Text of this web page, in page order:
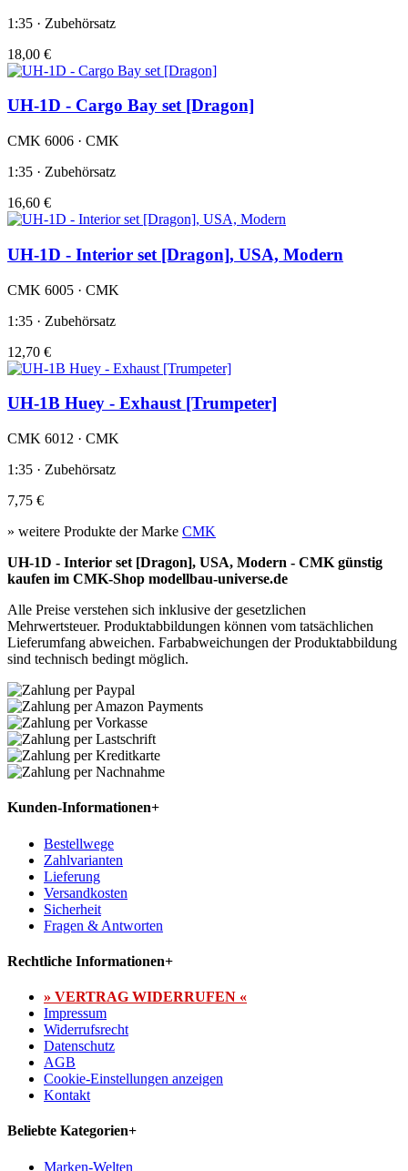
1:35 · Zubehörsatz
18,00 €
UH-1D - Cargo Bay set [Dragon]
CMK 6006 · CMK
1:35 · Zubehörsatz
16,60 €
UH-1D - Interior set [Dragon], USA, Modern
CMK 6005 · CMK
1:35 · Zubehörsatz
12,70 €
UH-1B Huey - Exhaust [Trumpeter]
CMK 6012 · CMK
1:35 · Zubehörsatz
7,75 €
» weitere Produkte der Marke CMK
UH-1D - Interior set [Dragon], USA, Modern - CMK günstig
kaufen im CMK-Shop modellbau-universe.de
Alle Preise verstehen sich inklusive der gesetzlichen
Mehrwertsteuer. Produktabbildungen können vom tatsächlichen
Lieferumfang abweichen. Farbabweichungen der Produktabbildung
sind technisch bedingt möglich.
Kunden-Informationen+
Bestellwege
Zahlvarianten
Lieferung
Versandkosten
Sicherheit
Fragen & Antworten
Rechtliche Informationen+
» VERTRAG WIDERRUFEN «
Impressum
Widerrufsrecht
Datenschutz
AGB
Cookie-Einstellungen anzeigen
Kontakt
Beliebte Kategorien+
Marken-Welten